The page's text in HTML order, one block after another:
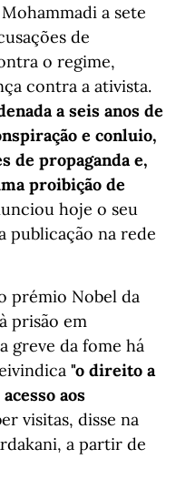
a sete
de
o regime,
contra a ativista.
a seis anos de
e conluio,
de propaganda e,
proibição de
hoje o seu
publicação na rede
prémio Nobel da
prisão em
greve da fome há
"o direito a
aos
visitas, disse na
a partir de